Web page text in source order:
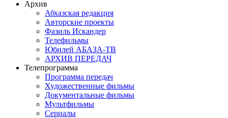
Архив
Абхазская редакция
Авторские проекты
Фазиль Искандер
Телефильмы
Юбилей АБАЗА-ТВ
АРХИВ ПЕРЕДАЧ
Телепрограмма
Программа передач
Художественные фильмы
Документальные фильмы
Мультфильмы
Сериалы